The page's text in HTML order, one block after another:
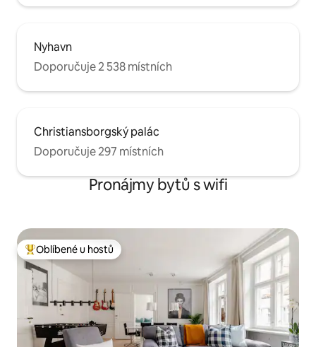
Nyhavn
Doporučuje 2 538 místních
Christiansborgský palác
Doporučuje 297 místních
Pronájmy bytů s wifi
Nejlepší v kategorii Oblíbené u hostů
Oblíbené u hostů